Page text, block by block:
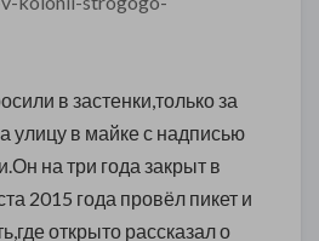
в застенки,только за
улицу в майке с надписью
на три года закрыт в
2015 года провёл пикет и
открыто рассказал о